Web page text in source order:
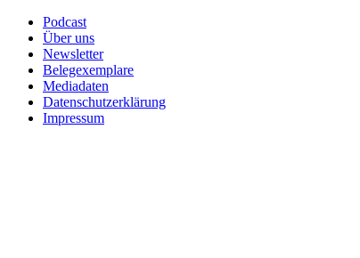
Podcast
Über uns
Newsletter
Belegexemplare
Mediadaten
Datenschutzerklärung
Impressum